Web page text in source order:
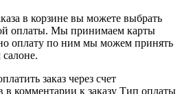
в корзине вы можете выбрать
оплаты. Мы принимаем карты
оплату по ним мы можем принять
заказ через счет
в комментарии к заказу Тип оплаты